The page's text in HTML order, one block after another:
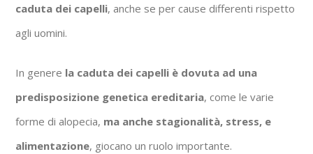
caduta dei capelli, anche se per cause differenti rispetto
agli uomini.
In genere la caduta dei capelli è dovuta ad una
predisposizione genetica ereditaria, come le varie
forme di alopecia, ma anche stagionalità, stress, e
alimentazione, giocano un ruolo importante.